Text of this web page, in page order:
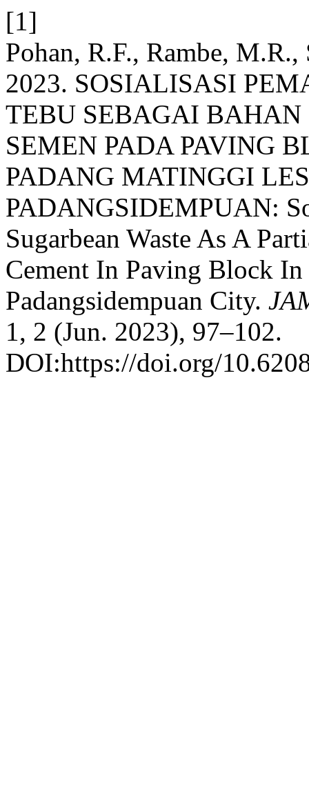
[1]
Pohan, R.F., Rambe,
2023. SOSIALISASI
TEBU SEBAGAI
SEMEN PADA PAVING
PADANG MATINGGI
PADANGSIDEMPUAN:
Sugarbean Waste As A
Cement In Paving Block
Padangsidempuan City.
1, 2 (Jun. 2023), 97–102.
DOI:https://doi.org/